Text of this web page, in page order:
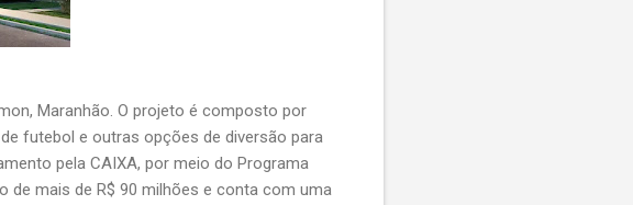
Maranhão. O projeto é composto por
futebol e outras opções de diversão para
pela CAIXA, por meio do Programa
de mais de R$ 90 milhões e conta com uma